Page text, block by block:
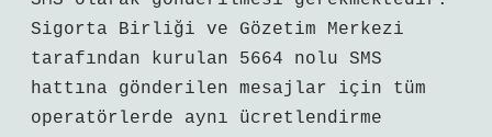
Sigorta Birliği ve Gözetim Merkezi
tarafından kurulan 5664 nolu SMS
hattına gönderilen mesajlar için tüm
operatörlerde aynı ücretlendirme